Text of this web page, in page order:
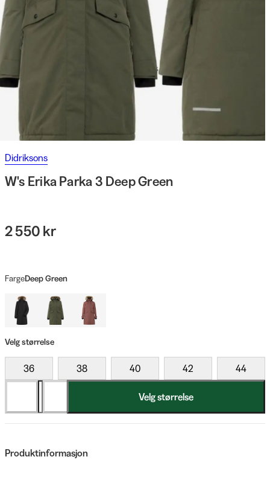
Didriksons
W's Erika Parka 3 Deep Green
2 550 kr
FargeDeep Green
Velg størrelse
36 38 40 42 44
Velg størrelse
Produktinformasjon